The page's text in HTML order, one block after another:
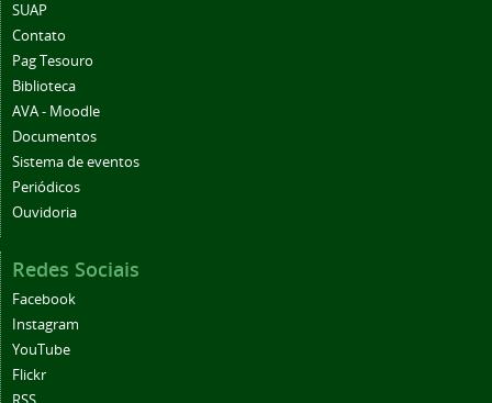
SUAP
Contato
Pag Tesouro
Biblioteca
AVA - Moodle
Documentos
Sistema de eventos
Periódicos
Ouvidoria
Redes Sociais
Facebook
Instagram
YouTube
Flickr